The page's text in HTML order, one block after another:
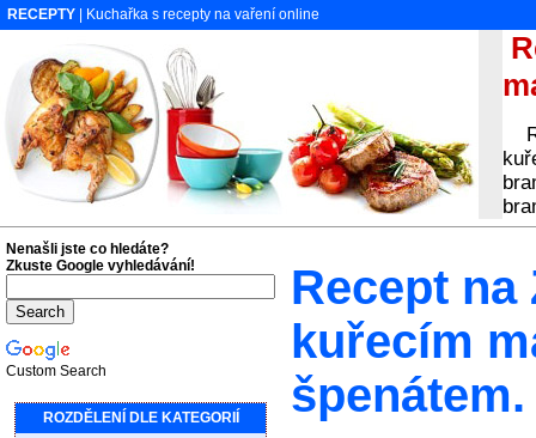
RECEPTY | Kuchařka s recepty na vaření online
Recept na
kuřecím
špenátem.
Nenašli jste co hledáte?
Zkuste Google vyhledávání!
Custom Search
ROZDĚLENÍ DLE KATEGORIÍ